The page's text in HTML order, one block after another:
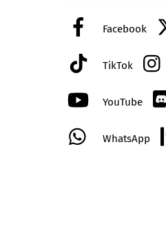
Facebook
TikTok
YouTube
WhatsApp